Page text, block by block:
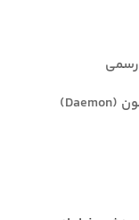
ثبت Gitea به عنوان یک سرویس یا دیمون (Daemon)